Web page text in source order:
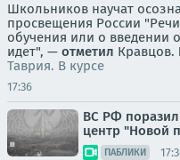
Школьников научат
просвещения России
обучения или о введении
идет", — отметил Кравцов.
Таврия. В курсе
17:36
ВС РФ
центр "Новой
ПАБЛИКИ